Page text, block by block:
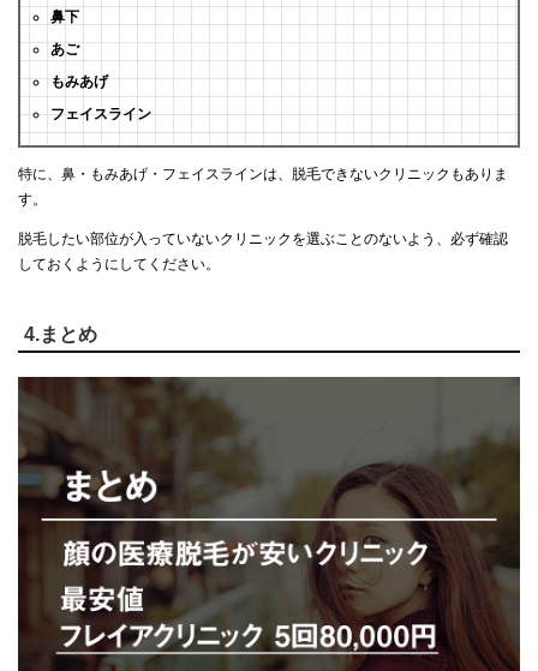
鼻下
あご
もみあげ
フェイスライン
特に、鼻・もみあげ・フェイスラインは、脱毛できないクリニックもありま
す。
脱毛したい部位が入っていないクリニックを選ぶことのないよう、必ず確認
しておくようにしてください。
4.まとめ